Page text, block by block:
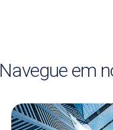
Navegue em